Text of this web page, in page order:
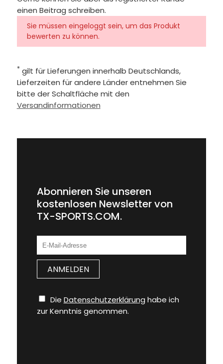
einen Beitrag schreiben.
Sie müssen eingeloggt sein, um das Produkt
bewerten zu können.
* gilt für Lieferungen innerhalb Deutschlands,
Lieferzeiten für andere Länder entnehmen Sie
bitte der Schaltfläche mit den
Versandinformationen
Abonnieren Sie unseren
kostenlosen Newsletter von
TX-SPORTS.COM.
Die Datenschutzerklärung habe ich
zur Kenntnis genommen.